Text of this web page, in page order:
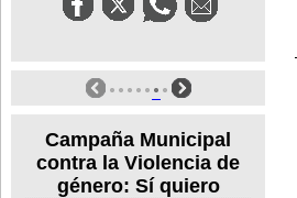
Campaña Municipal
contra la Violencia de
género: Sí quiero